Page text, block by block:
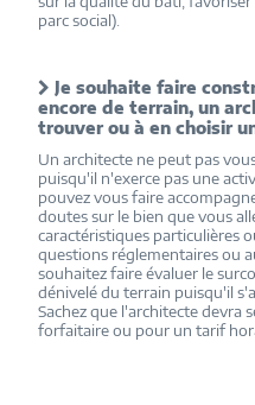
parc social).
Je souhaite faire
encore de terrain, un
trouver ou à en choisir
Un architecte ne peut pas
puisqu'il n'exerce pas une
pouvez vous faire
doutes sur le bien que vous
caractéristiques particulières
questions réglementaires ou
souhaitez faire évaluer le
dénivelé du terrain puisqu'il
Sachez que l'architecte devra
forfaitaire ou pour un tarif